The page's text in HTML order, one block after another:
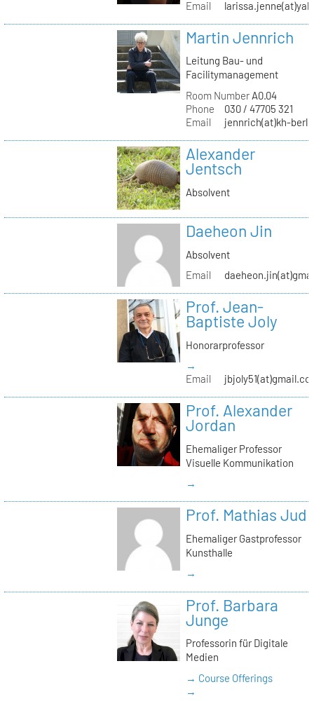
Email
Martin Jennrich
Leitung Bau- und
Facilitymanagement
Room NumberA0.04
Phone
030 / 47705 321
Email
jennrich(at)kh-
Alexander
Jentsch
Absolvent
Daeheon Jin
Absolvent
Email
Prof. Jean-
Baptiste Joly
Honorarprofessor
→
Email
Prof. Alexander
Jordan
Ehemaliger Professor
Visuelle Kommunikation
→
Prof. Mathias Jud
Ehemaliger Gastprofessor
Kunsthalle
→
Prof. Barbara
Junge
Professorin für Digitale
Medien
→ Course Offerings
→